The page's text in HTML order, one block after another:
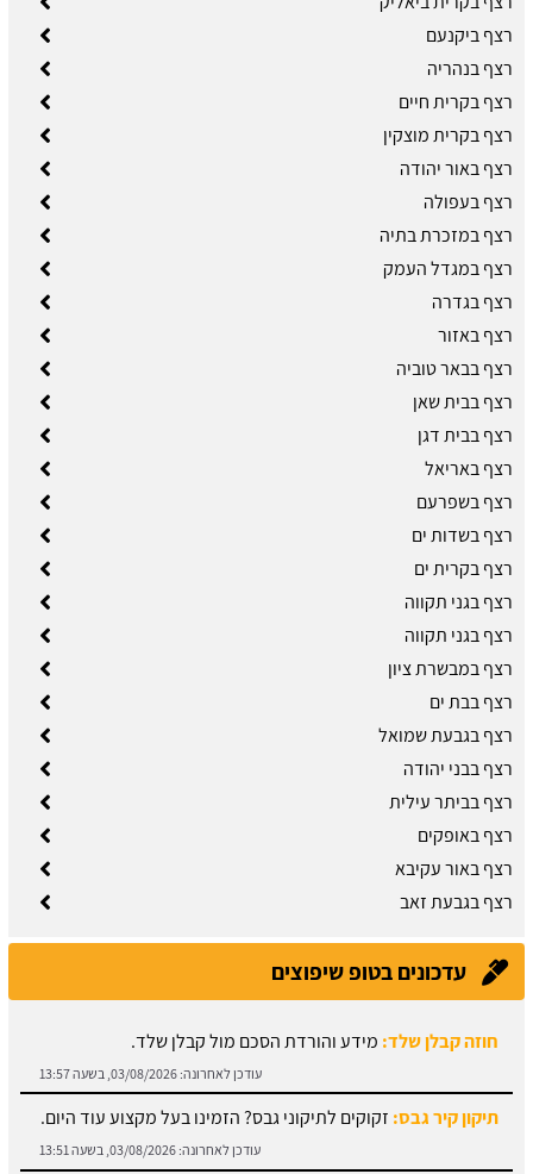
רצף ביקנעם
רצף בנהריה
רצף בקרית חיים
רצף בקרית מוצקין
רצף באור יהודה
רצף בעפולה
רצף במזכרת בתיה
רצף במגדל העמק
רצף בגדרה
רצף באזור
רצף בבאר טוביה
רצף בבית שאן
רצף בבית דגן
רצף באריאל
רצף בשפרעם
רצף בשדות ים
רצף בקרית ים
רצף בגני תקווה
רצף בגני תקווה
רצף במבשרת ציון
רצף בבת ים
רצף בגבעת שמואל
רצף בבני יהודה
רצף בביתר עילית
רצף באופקים
רצף באור עקיבא
רצף בגבעת זאב
עדכונים בטופ שיפוצים
חוזה קבלן שלד:מידע והורדת הסכם מול קבלן שלד.
עודכן לאחרונה:03/08/2026, בשעה 13:57
תיקון קיר גבס:זקוקים לתיקוני גבס? הזמינו בעל מקצוע עוד היום.
עודכן לאחרונה:03/08/2026, בשעה 13:51
מחירון ריצוף:גלו את מחירי עבודות הריצוף והחיפוי.
עודכן לאחרונה: 03/08/2026, בשעה 13:43